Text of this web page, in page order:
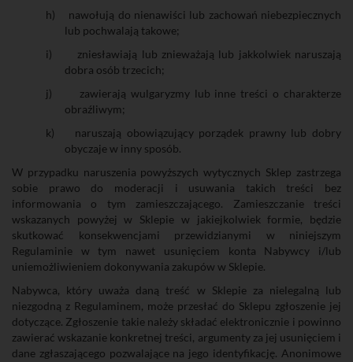
h)
nawołują do nienawiści lub zachowań niebezpiecznych
lub pochwalają takowe;
i)
zniesławiają lub znieważają lub jakkolwiek naruszają
dobra osób trzecich;
j)
zawierają wulgaryzmy lub inne treści o charakterze
obraźliwym;
k)
naruszają obowiązujący porządek prawny lub dobry
obyczaje w inny sposób.
W przypadku naruszenia powyższych wytycznych Sklep zastrzega
sobie prawo do moderacji i usuwania takich treści bez
informowania o tym zamieszczającego. Zamieszczanie treści
wskazanych powyżej w Sklepie w jakiejkolwiek formie, będzie
skutkować konsekwencjami przewidzianymi w niniejszym
Regulaminie w tym nawet usunięciem konta Nabywcy i/lub
uniemożliwieniem dokonywania zakupów w Sklepie.
Nabywca, który uważa daną treść w Sklepie za nielegalną lub
niezgodną z Regulaminem, może przesłać do Sklepu zgłoszenie jej
dotyczące. Zgłoszenie takie należy składać elektronicznie i powinno
zawierać wskazanie konkretnej treści, argumenty za jej usunięciem i
dane zgłaszającego pozwalające na jego identyfikację. Anonimowe